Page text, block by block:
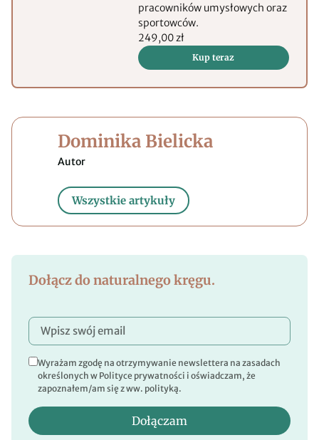
pracowników umysłowych oraz
sportowców.
249,00 zł
Kup teraz
Dominika Bielicka
Wszystkie artykuły
Dołącz do naturalnego kręgu.
Wyrażam zgodę na otrzymywanie newslettera na zasadach
określonych w Polityce prywatności i oświadczam, że
zapoznałem/am się z ww. polityką.
Dołączam